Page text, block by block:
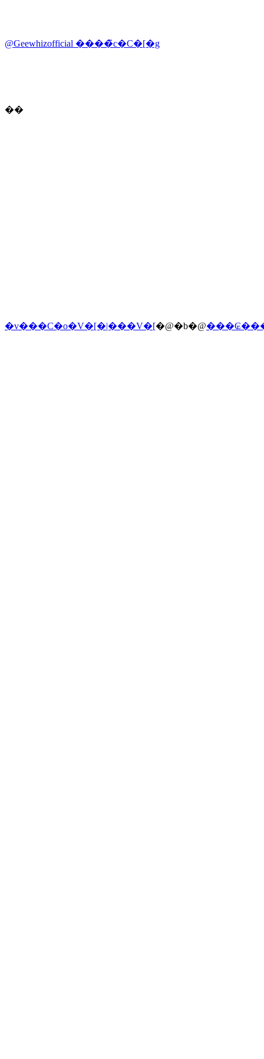
@Geewhizofficial ����̃c�C�[�g
��
�v���C�o�V�[�|���V�[�@�b�@